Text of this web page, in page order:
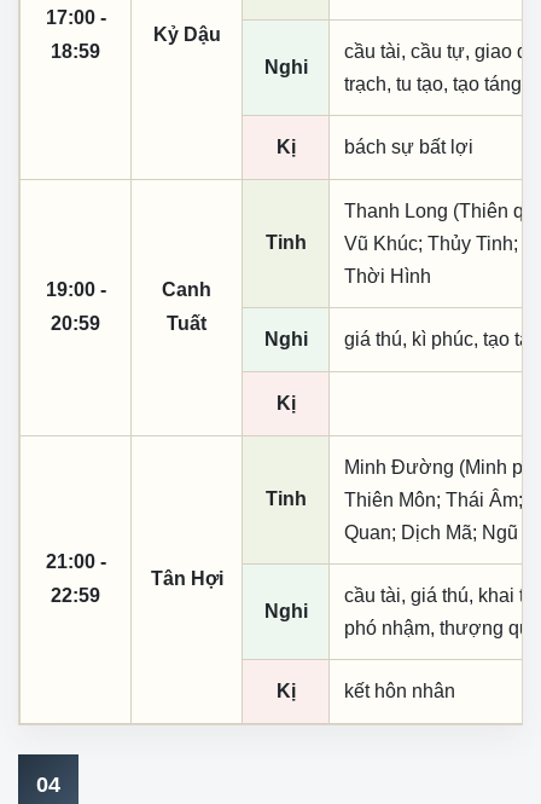
17:00 -
18:59
Kỷ Dậu
Nghi
cầu tài, cầu tự, giao
trạch, tu tạo, tạo táng,
Kị bách sự bất lợi
19:00 -
20:59
Canh
Tuất
Tinh
Thanh Long (Thiên
Vũ Khúc; Thủy Tinh;
Thời Hình
Nghi giá thú, kì phúc, tạo
Kị
21:00 -
22:59
Tân Hợi
Tinh
Minh Đường (Minh
Thiên Môn; Thái Âm;
Quan; Dịch Mã; Ngũ
Nghi
cầu tài, giá thú, khai
phó nhậm, thượng
Kị kết hôn nhân
04